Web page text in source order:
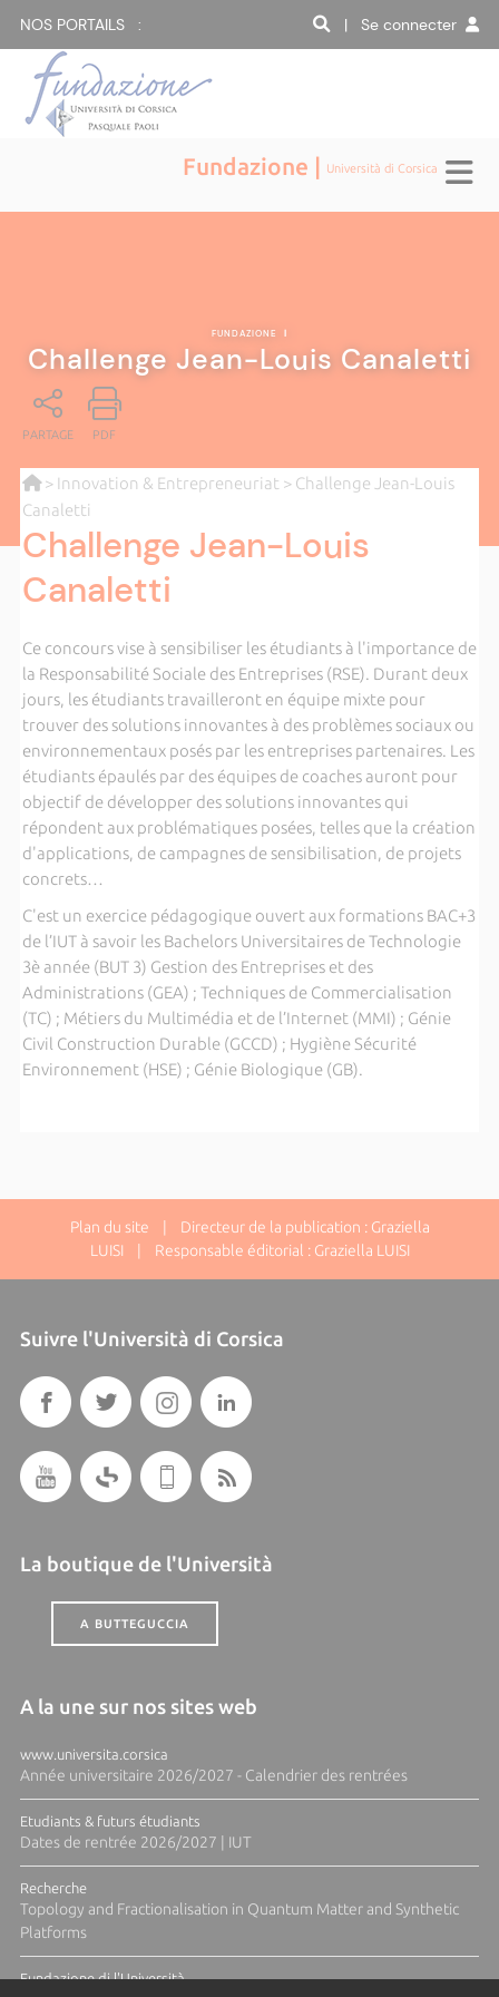
NOS PORTAILS : | Se connecter
Fundazione | Università di Corsica
FUNDAZIONE |
Challenge Jean-Louis Canaletti
PARTAGE PDF
> Innovation & Entrepreneuriat > Challenge Jean-Louis
Canaletti
Challenge Jean-Louis
Canaletti
Ce concours vise à sensibiliser les étudiants à l'importance de
la Responsabilité Sociale des Entreprises (RSE). Durant deux
jours, les étudiants travailleront en équipe mixte pour
trouver des solutions innovantes à des problèmes sociaux ou
environnementaux posés par les entreprises partenaires. Les
étudiants épaulés par des équipes de coaches auront pour
objectif de développer des solutions innovantes qui
répondent aux problématiques posées, telles que la création
d'applications, de campagnes de sensibilisation, de projets
concrets…
C'est un exercice pédagogique ouvert aux formations BAC+3
de l’IUT à savoir les Bachelors Universitaires de Technologie
3è année (BUT 3) Gestion des Entreprises et des
Administrations (GEA) ; Techniques de Commercialisation
(TC) ; Métiers du Multimédia et de l’Internet (MMI) ; Génie
Civil Construction Durable (GCCD) ; Hygiène Sécurité
Environnement (HSE) ; Génie Biologique (GB).
Plan du site | Directeur de la publication : Graziella
LUISI | Responsable éditorial : Graziella LUISI
Suivre l'Università di Corsica
La boutique de l'Università
A BUTTEGUCCIA
A la une sur nos sites web
www.universita.corsica
Année universitaire 2026/2027 - Calendrier des rentrées
Etudiants & futurs étudiants
Dates de rentrée 2026/2027 | IUT
Recherche
Topology and Fractionalisation in Quantum Matter and Synthetic
Platforms
Fundazione di l'Università